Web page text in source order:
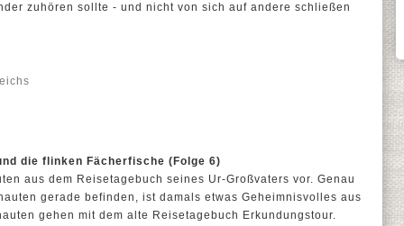
zuhören sollte - und nicht von sich auf andere schließen
die flinken Fächerfische (Folge 6)
aus dem Reisetagebuch seines Ur-Großvaters vor. Genau
gerade befinden, ist damals etwas Geheimnisvolles aus
gehen mit dem alte Reisetagebuch Erkundungstour.